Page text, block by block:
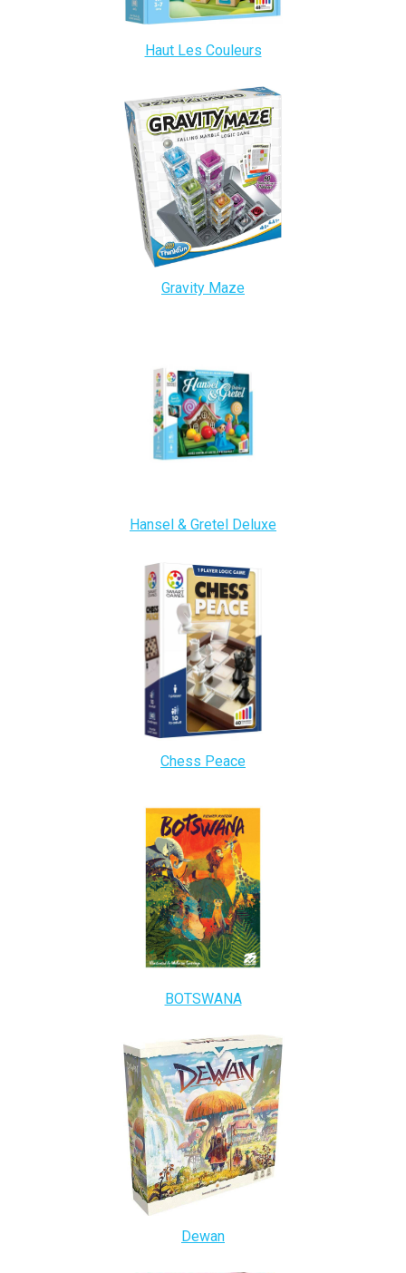
Haut Les Couleurs
Gravity Maze
Hansel & Gretel Deluxe
Chess Peace
BOTSWANA
Dewan